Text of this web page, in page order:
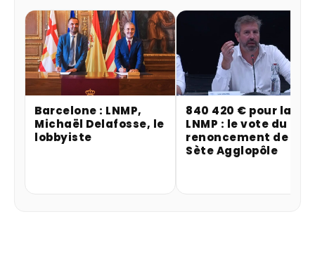
Barcelone : LNMP,
Michaël Delafosse, le
lobbyiste
840 420 € pour la
LNMP : le vote du
renoncement de
Sète Agglopôle